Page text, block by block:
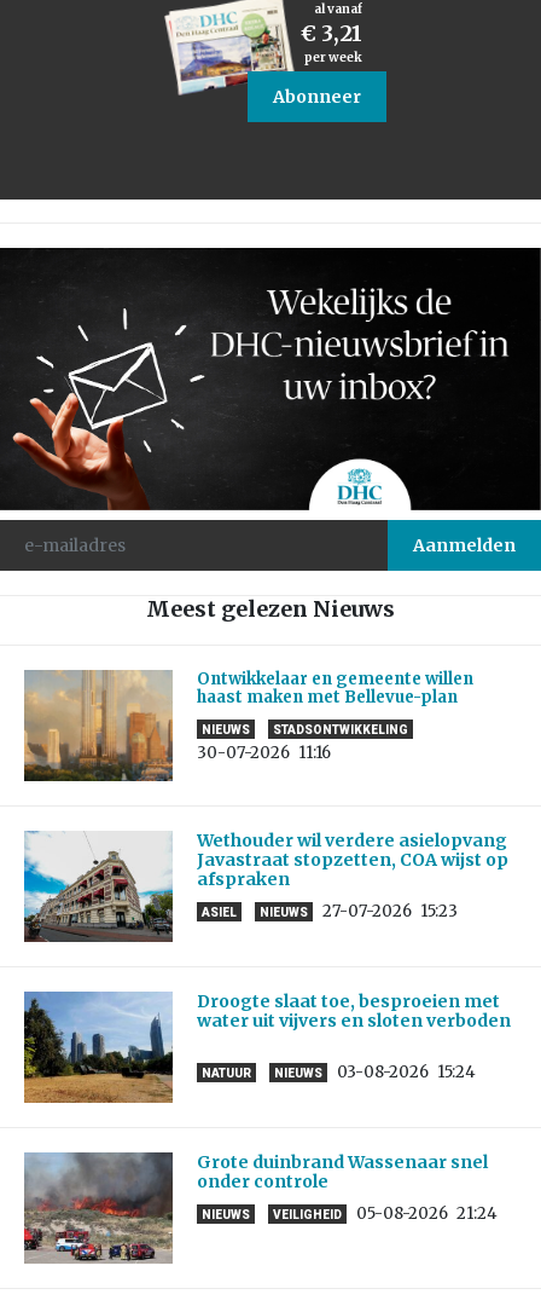
al vanaf
€ 3,21
per week
Abonneer
Meest gelezen Nieuws
Ontwikkelaar en gemeente willen
haast maken met Bellevue-plan
NIEUWS STADSONTWIKKELING
30-07-2026 11:16
Wethouder wil verdere asielopvang
Javastraat stopzetten, COA wijst op
afspraken
ASIEL NIEUWS 27-07-2026 15:23
Droogte slaat toe, besproeien met
water uit vijvers en sloten verboden
NATUUR NIEUWS 03-08-2026 15:24
Grote duinbrand Wassenaar snel
onder controle
NIEUWS VEILIGHEID 05-08-2026 21:24